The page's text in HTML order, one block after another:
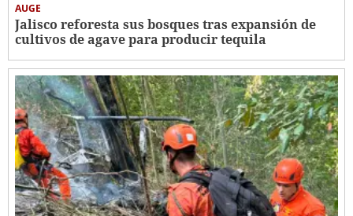
AUGE
Jalisco reforesta sus bosques tras expansión de
cultivos de agave para producir tequila